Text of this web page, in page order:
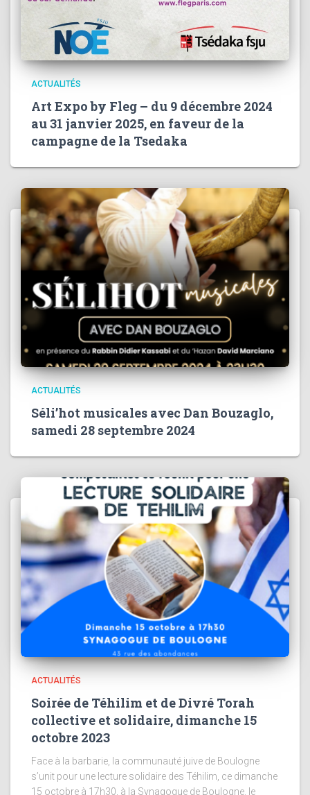
ACTUALITÉS
Art Expo by Fleg – du 9 décembre 2024
au 31 janvier 2025, en faveur de la
campagne de la Tsedaka
ACTUALITÉS
Séli’hot musicales avec Dan Bouzaglo,
samedi 28 septembre 2024
ACTUALITÉS
Soirée de Téhilim et de Divré Torah
collective et solidaire, dimanche 15
octobre 2023
Face à la barbarie, la communauté juive de Boulogne
s’unit pour une lecture solidaire des Téhilim, ce dimanche
15 octobre à 17h30, à la Synagogue de Boulogne. le